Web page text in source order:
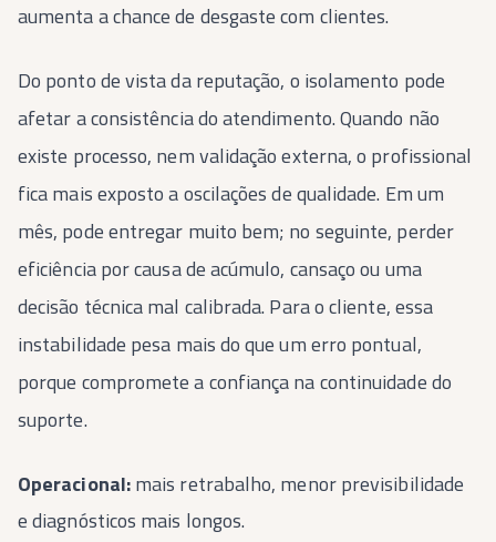
aumenta a chance de desgaste com clientes.
Do ponto de vista da reputação, o isolamento pode
afetar a consistência do atendimento. Quando não
existe processo, nem validação externa, o profissional
fica mais exposto a oscilações de qualidade. Em um
mês, pode entregar muito bem; no seguinte, perder
eficiência por causa de acúmulo, cansaço ou uma
decisão técnica mal calibrada. Para o cliente, essa
instabilidade pesa mais do que um erro pontual,
porque compromete a confiança na continuidade do
suporte.
Operacional:mais retrabalho, menor previsibilidade
e diagnósticos mais longos.